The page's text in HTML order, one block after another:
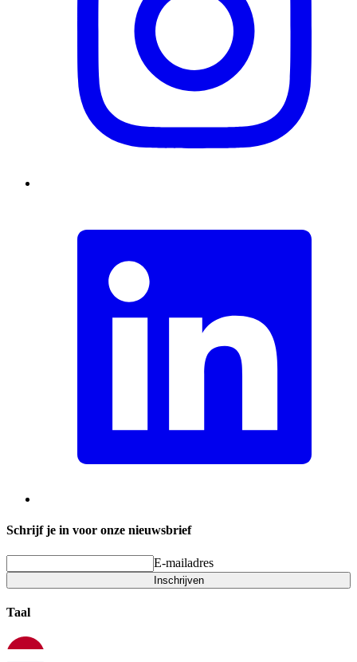
Schrijf je in voor onze nieuwsbrief
E-mailadres
Inschrijven
Taal